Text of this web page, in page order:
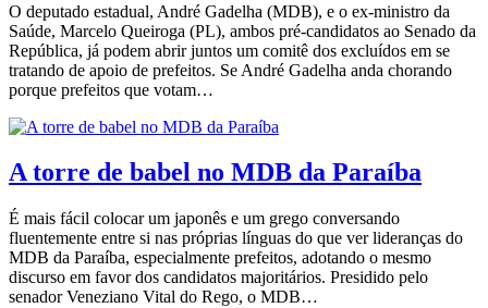
O deputado estadual, André Gadelha (MDB), e o ex-ministro da
Saúde, Marcelo Queiroga (PL), ambos pré-candidatos ao Senado da
República, já podem abrir juntos um comitê dos excluídos em se
tratando de apoio de prefeitos. Se André Gadelha anda chorando
porque prefeitos que votam…
A torre de babel no MDB da Paraíba
É mais fácil colocar um japonês e um grego conversando
fluentemente entre si nas próprias línguas do que ver lideranças do
MDB da Paraíba, especialmente prefeitos, adotando o mesmo
discurso em favor dos candidatos majoritários. Presidido pelo
senador Veneziano Vital do Rego, o MDB…